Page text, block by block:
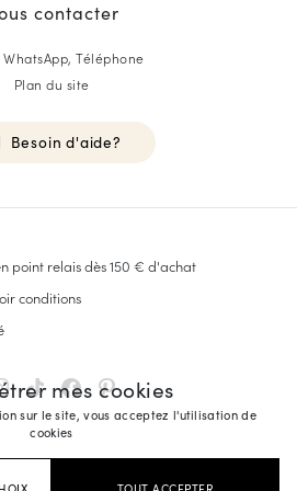
mes cookies
sur le site, vous acceptez l'utilisation de
cookies
contacter
WhatsApp, Téléphone
Plan du site
Besoin d'aide?
point relais dès 150 € d'achat
conditions